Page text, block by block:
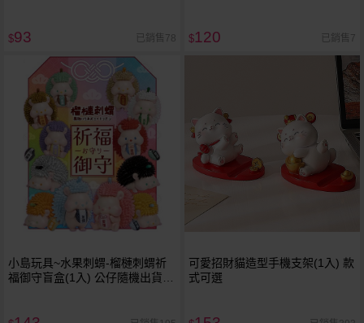
$93 已銷售78 $120 已銷售7
小島玩具~水果刺蝟-榴槤刺蝟祈
福御守盲盒(1入) 公仔隨機出貨
可愛招財貓造型手機支架(1入) 款
式可選